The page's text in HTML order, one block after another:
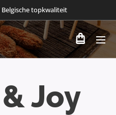
topkwaliteit
Joy